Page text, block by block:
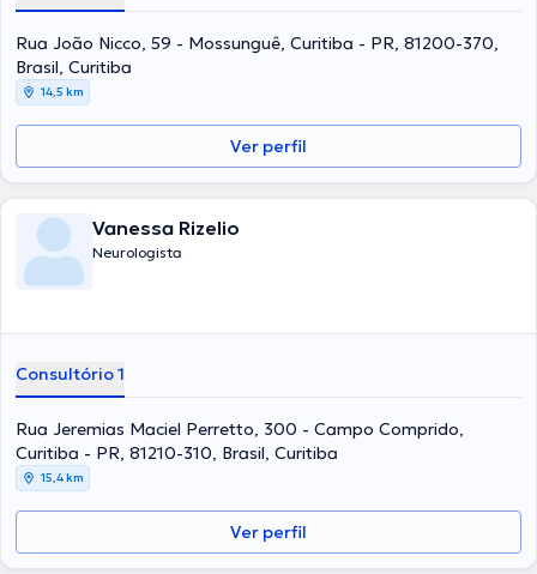
Rua João Nicco, 59 - Mossunguê, Curitiba - PR, 81200-370,
Brasil, Curitiba
14,5 km
Ver perfil
Vanessa Rizelio
Neurologista
Consultório 1
Rua Jeremias Maciel Perretto, 300 - Campo Comprido,
Curitiba - PR, 81210-310, Brasil, Curitiba
15,4 km
Ver perfil